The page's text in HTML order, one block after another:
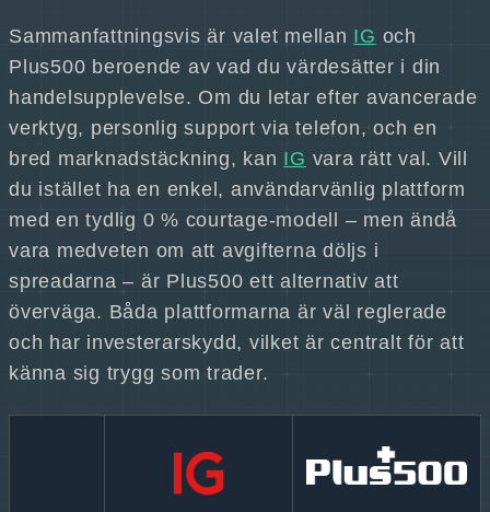
Sammanfattningsvis är valet mellan IG och
Plus500 beroende av vad du värdesätter i din
handelsupplevelse. Om du letar efter avancerade
verktyg, personlig support via telefon, och en
bred marknadstäckning, kan IG vara rätt val. Vill
du istället ha en enkel, användarvänlig plattform
med en tydlig 0 % courtage-modell – men ändå
vara medveten om att avgifterna döljs i
spreadarna – är Plus500 ett alternativ att
överväga. Båda plattformarna är väl reglerade
och har investerarskydd, vilket är centralt för att
känna sig trygg som trader.